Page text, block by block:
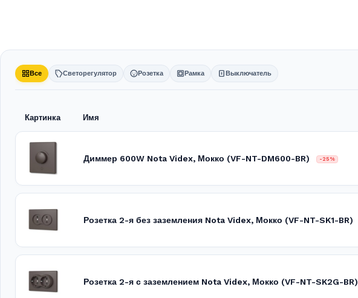
Все Светорегулятор Розетка Рамка Выключатель
Картинка Имя
Диммер 600W Nota Videx, Мокко (VF-NT-DM600-BR) -25%
Розетка 2-я без заземления Nota Videx, Мокко (VF-NT-SK1-BR)
Розетка 2-я с заземлением Nota Videx, Мокко (VF-NT-SK2G-BR)